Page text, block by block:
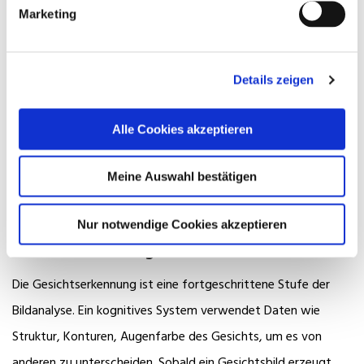
Marketing
Details zeigen
Alle Cookies akzeptieren
Meine Auswahl bestätigen
Nur notwendige Cookies akzeptieren
komplizierter. Damit Maschinen die menschliche
Datenmenge menschlicher Gespräche auswerten. Die
Stimmungsanalyse wird häufig zurAuswertung der
sozialen Medienkommunikationwie etwa Tweets,
Kommentaren, Rezensionen oder Beschwerden verwendet
und wird sich in Zukunft als sehr nützlich imMarketing
imPersonalwesenerweisen.
Gesichtserkennung
Die Gesichtserkennung ist eine fortgeschrittene Stufe der
Bildanalyse. Ein kognitives System verwendet Daten wie
Struktur, Konturen, Augenfarbe des Gesichts, um es von